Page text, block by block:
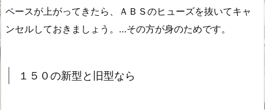
ペースが上がってきたら、ＡＢＳのヒューズを抜いてキャ
ンセルしておきましょう。…その方が身のためです。
１５０の新型と旧型なら